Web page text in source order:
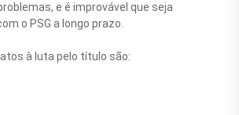
e é improvável que seja
o PSG a longo prazo.
à luta pelo título são: